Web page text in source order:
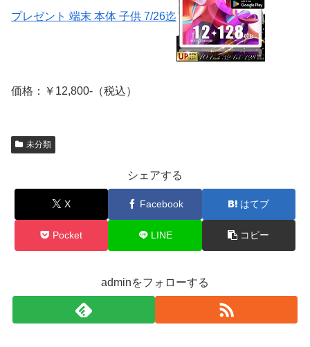
プレゼント 端末 本体 子供 7/26迄
価格：￥12,800-（税込）
未分類
シェアする
X Facebook はてブ
Pocket LINE コピー
adminをフォローする